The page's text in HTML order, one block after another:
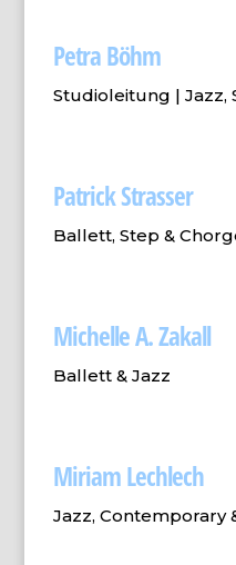
Petra Böhm
Studioleitung | Jazz,
Patrick Strasser
Ballett, Step &
Michelle A. Zakall
Ballett & Jazz
Miriam Lechlech
Jazz, Contemporary